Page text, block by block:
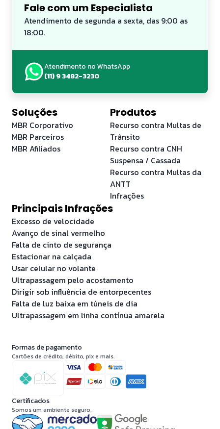
Fale com um Especialista
Atendimento de segunda a sexta, das 9:00 as
18:00.
Atendimento no WhatsApp
(11) 9 3482-3230
Soluções
MBR Corporativo
MBR Parceiros
MBR Afiliados
Produtos
Recurso contra Multas de
Trânsito
Recurso contra CNH
Suspensa / Cassada
Recurso contra Multas da
ANTT
Infrações
Principais Infrações
Excesso de velocidade
Avanço de sinal vermelho
Falta de cinto de segurança
Estacionar na calçada
Usar celular no volante
Ultrapassagem pelo acostamento
Dirigir sob influência de entorpecentes
Falta de luz baixa em túneis de dia
Ultrapassagem em linha contínua amarela
Formas de pagamento
Cartões de crédito, débito, pix e mais.
Certificados
Somos um ambiente seguro.